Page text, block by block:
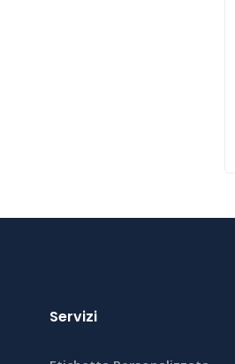
Servizi